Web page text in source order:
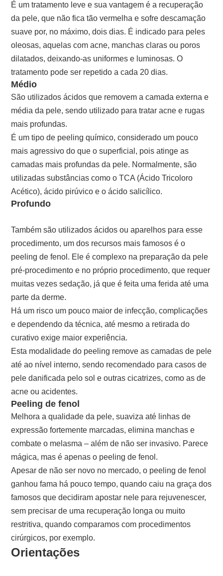
É um tratamento leve e sua vantagem é a recuperação
da pele, que não fica tão vermelha e sofre descamação
suave por, no máximo, dois dias. É indicado para peles
oleosas, aquelas com acne, manchas claras ou poros
dilatados, deixando-as uniformes e luminosas. O
tratamento pode ser repetido a cada 20 dias.
Médio
São utilizados ácidos que removem a camada externa e
média da pele, sendo utilizado para tratar acne e rugas
mais profundas.
É um tipo de peeling químico, considerado um pouco
mais agressivo do que o superficial, pois atinge as
camadas mais profundas da pele. Normalmente, são
utilizadas substâncias como o TCA (Ácido Tricoloro
Acético), ácido pirúvico e o ácido salicílico.
Profundo
Também são utilizados ácidos ou aparelhos para esse
procedimento, um dos recursos mais famosos é o
peeling de fenol. Ele é complexo na preparação da pele
pré-procedimento e no próprio procedimento, que requer
muitas vezes sedação, já que é feita uma ferida até uma
parte da derme.
Há um risco um pouco maior de infecção, complicações
e dependendo da técnica, até mesmo a retirada do
curativo exige maior experiência.
Esta modalidade do peeling remove as camadas de pele
até ao nível interno, sendo recomendado para casos de
pele danificada pelo sol e outras cicatrizes, como as de
acne ou acidentes.
Peeling de fenol
Melhora a qualidade da pele, suaviza até linhas de
expressão fortemente marcadas, elimina manchas e
combate o melasma – além de não ser invasivo. Parece
mágica, mas é apenas o peeling de fenol.
Apesar de não ser novo no mercado, o peeling de fenol
ganhou fama há pouco tempo, quando caiu na graça dos
famosos que decidiram apostar nele para rejuvenescer,
sem precisar de uma recuperação longa ou muito
restritiva, quando comparamos com procedimentos
cirúrgicos, por exemplo.
Orientações